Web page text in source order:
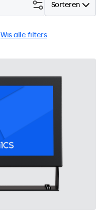
Sorteren
Wis alle filters